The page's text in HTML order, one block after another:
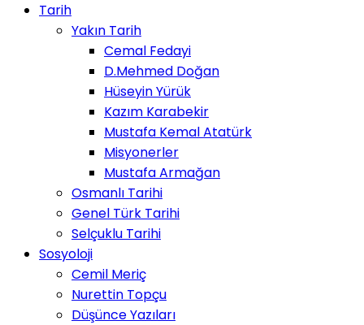
Tarih
Yakın Tarih
Cemal Fedayi
D.Mehmed Doğan
Hüseyin Yürük
Kazım Karabekir
Mustafa Kemal Atatürk
Misyonerler
Mustafa Armağan
Osmanlı Tarihi
Genel Türk Tarihi
Selçuklu Tarihi
Sosyoloji
Cemil Meriç
Nurettin Topçu
Düşünce Yazıları